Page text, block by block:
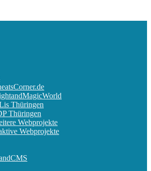
Thüringen
Thüringen
Webprojekte
Webprojekte